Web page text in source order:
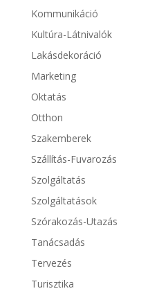
Kommunikáció
Kultúra-Látnivalók
Lakásdekoráció
Marketing
Oktatás
Otthon
Szakemberek
Szállítás-Fuvarozás
Szolgáltatás
Szolgáltatások
Szórakozás-Utazás
Tanácsadás
Tervezés
Turisztika